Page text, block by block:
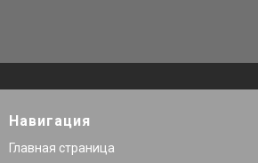
Навигация
Главная страница